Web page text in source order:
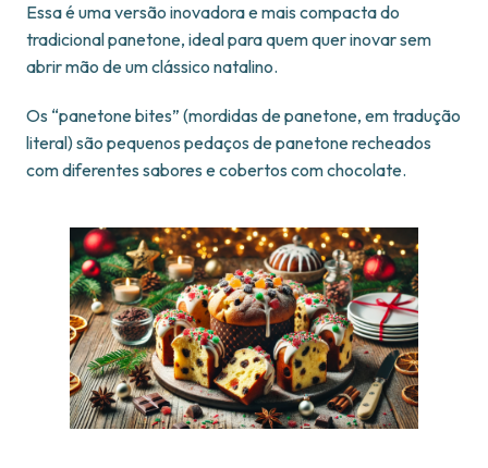
Essa é uma versão inovadora e mais compacta do
tradicional panetone, ideal para quem quer inovar sem
abrir mão de um clássico natalino.
Os “panetone bites” (mordidas de panetone, em tradução
literal) são pequenos pedaços de panetone recheados
com diferentes sabores e cobertos com chocolate.